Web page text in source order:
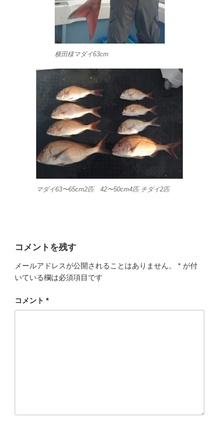
横田様マダイ63cm
マダイ63〜65cm2匹 42〜50cm4匹 チダイ2匹
コメントを残す
メールアドレスが公開されることはありません。 * が付
いている欄は必須項目です
コメント *